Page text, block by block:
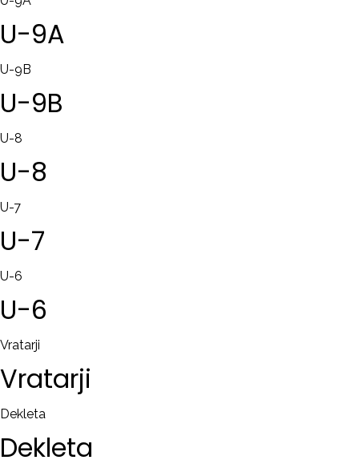
U-9A
U-9B
U-9B
U-8
U-8
U-7
U-7
U-6
U-6
Vratarji
Vratarji
Dekleta
Dekleta